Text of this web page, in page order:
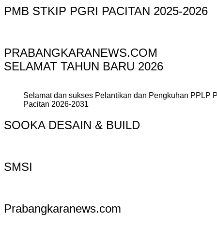
PMB STKIP PGRI PACITAN 2025-2026
PRABANGKARANEWS.COM
SELAMAT TAHUN BARU 2026
Selamat dan sukses Pelantikan dan Pengkuhan PPLP
Pacitan 2026-2031
SOOKA DESAIN & BUILD
SMSI
Prabangkaranews.com